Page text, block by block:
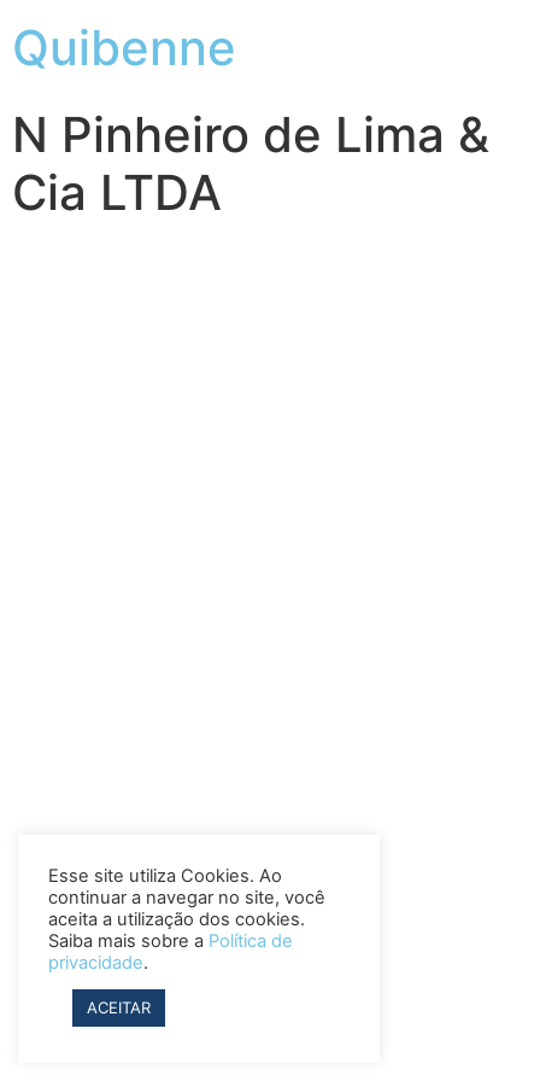
Quibenne
N Pinheiro de Lima &
Cia LTDA
Esse site utiliza Cookies. Ao
continuar a navegar no site, você
aceita a utilização dos cookies.
Saiba mais sobre a Política de
privacidade.
ACEITAR